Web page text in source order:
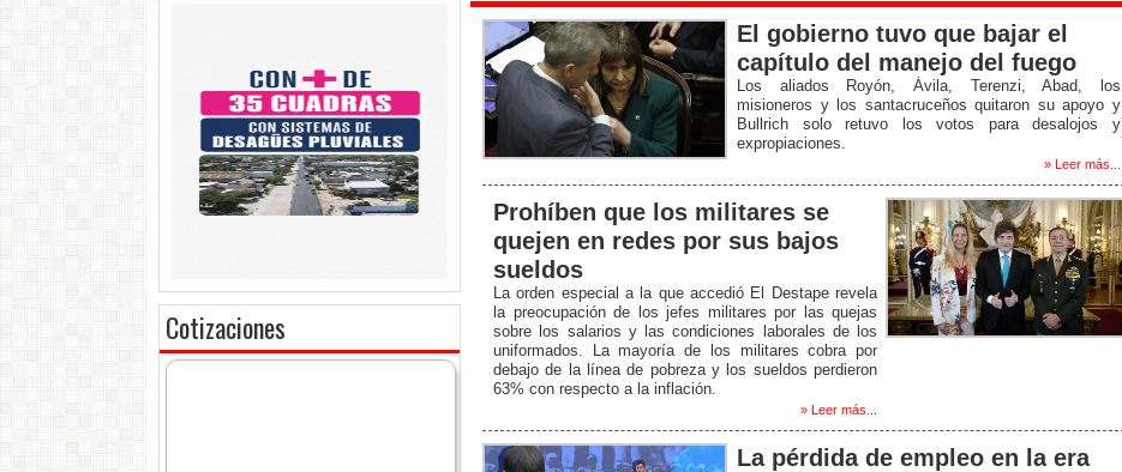
Cotizaciones
El gobierno tuvo que bajar el
capítulo del manejo del fuego
Los aliados Royón, Ávila, Terenzi, Abad, los
misioneros y los santacruceños quitaron su apoyo y
Bullrich solo retuvo los votos para desalojos y
expropiaciones.
» Leer más...
Prohíben que los militares se
quejen en redes por sus bajos
sueldos
La orden especial a la que accedió El Destape revela
la preocupación de los jefes militares por las quejas
sobre los salarios y las condiciones laborales de los
uniformados. La mayoría de los militares cobra por
debajo de la línea de pobreza y los sueldos perdieron
63% con respecto a la inflación.
» Leer más...
La pérdida de empleo en la era